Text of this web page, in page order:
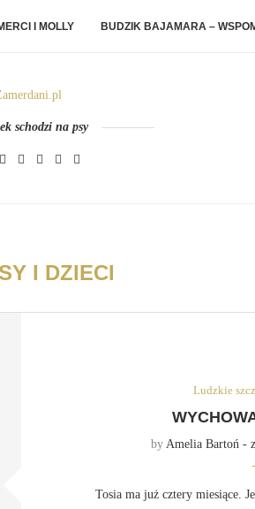
I MOLLY BUDZIK BAJAMARA –
schodzi na psy
I DZIECI
Ludzkie
by Amelia Bartoń -
Tosia ma już cztery miesiące.